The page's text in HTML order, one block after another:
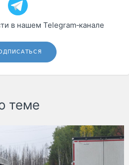
в нашем Telegram‑канале
теме